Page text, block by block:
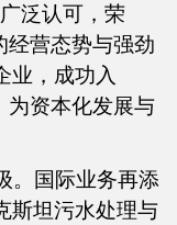
泛认可，荣
经营态势与强劲
业，成功入
为资本化发展与
。国际业务再添
斯坦污水处理与